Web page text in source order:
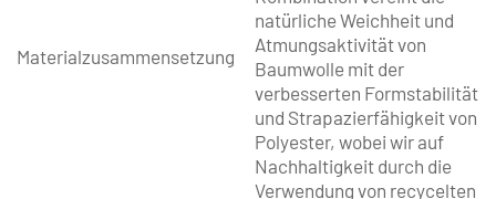
Materialzusammensetzung
natürliche Weichheit und
Atmungsaktivität von
Baumwolle mit der
verbesserten Formstabilität
und Strapazierfähigkeit von
Polyester, wobei wir auf
Nachhaltigkeit durch die
Verwendung von recycelten